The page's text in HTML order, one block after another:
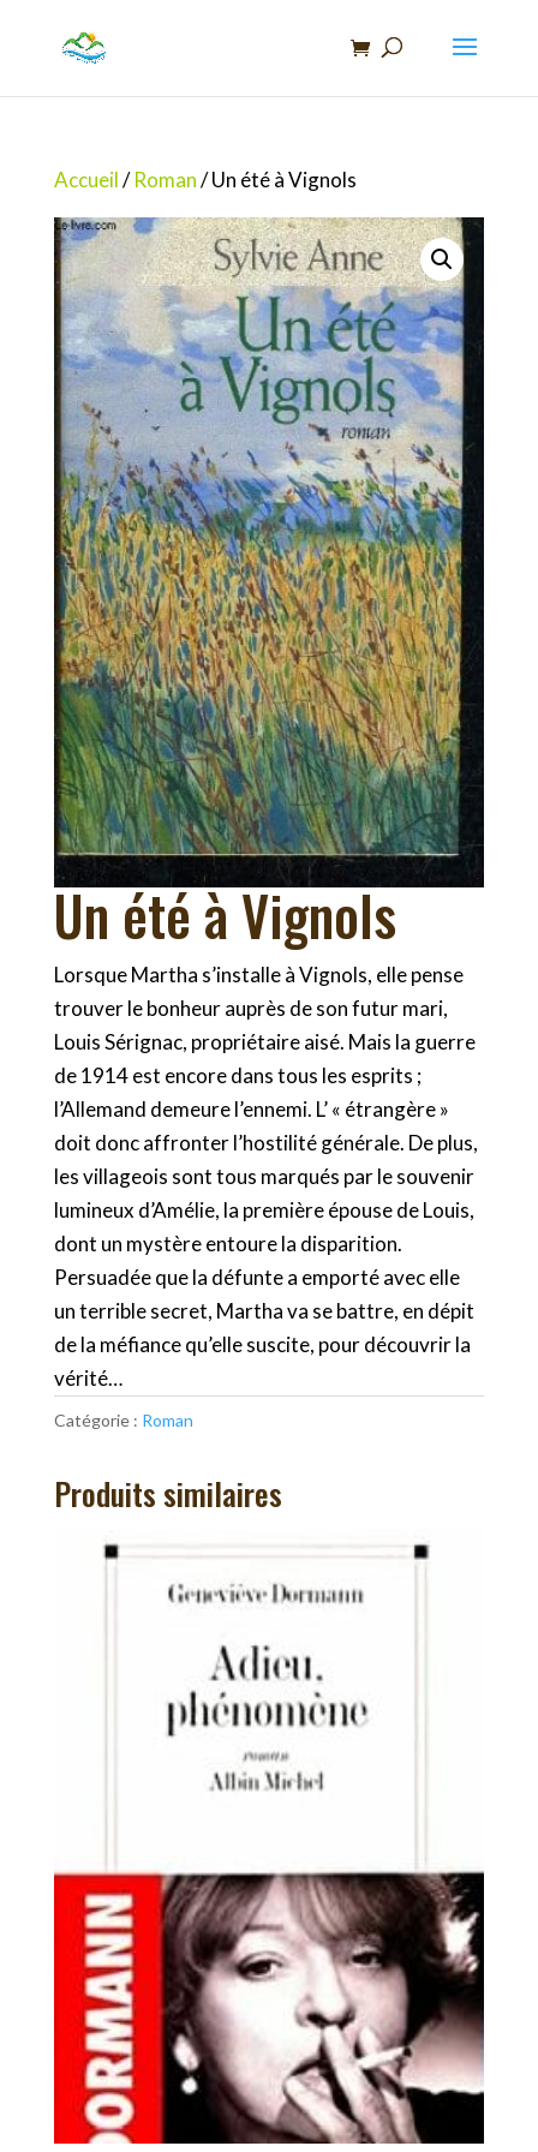
Accueil/Roman/ Un été à Vignols
Un été à Vignols
Lorsque Martha s’installe à Vignols, elle pense
trouver le bonheur auprès de son futur mari,
Louis Sérignac, propriétaire aisé. Mais la guerre
de 1914 est encore dans tous les esprits ;
l’Allemand demeure l’ennemi. L’ « étrangère »
doit donc affronter l’hostilité générale. De plus,
les villageois sont tous marqués par le souvenir
lumineux d’Amélie, la première épouse de Louis,
dont un mystère entoure la disparition.
Persuadée que la défunte a emporté avec elle
un terrible secret, Martha va se battre, en dépit
de la méfiance qu’elle suscite, pour découvrir la
vérité…
Catégorie : Roman
Produits similaires